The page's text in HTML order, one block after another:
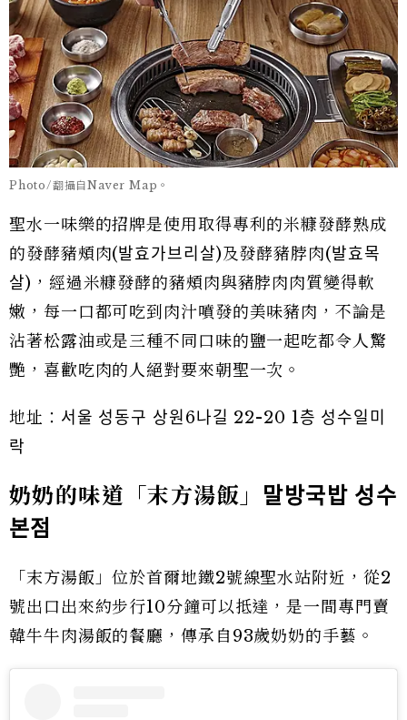
Photo/翻攝自Naver Map。
聖水一味樂的招牌是使用取得專利的米糠發酵熟成
的發酵豬頰肉(발효가브리살)及發酵豬脖肉(발효목
살)，經過米糠發酵的豬頰肉與豬脖肉肉質變得軟
嫩，每一口都可吃到肉汁噴發的美味豬肉，不論是
沾著松露油或是三種不同口味的鹽一起吃都令人驚
艷，喜歡吃肉的人絕對要來朝聖一次。
地址：서울 성동구 상원6나길 22-20 1층 성수일미
락
奶奶的味道「末方湯飯」 말방국밥 성수
본점
「末方湯飯」位於首爾地鐵2號線聖水站附近，從2
號出口出來約步行10分鐘可以抵達，是一間專門賣
韓牛牛肉湯飯的餐廳，傳承自93歲奶奶的手藝。